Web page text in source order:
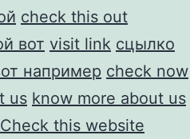
check this out
вот visit link сцылко
например check now
us know more about us
Check this website